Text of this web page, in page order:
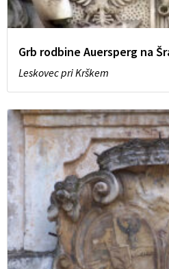
Grb rodbine Auersperg na
Leskovec pri Krškem